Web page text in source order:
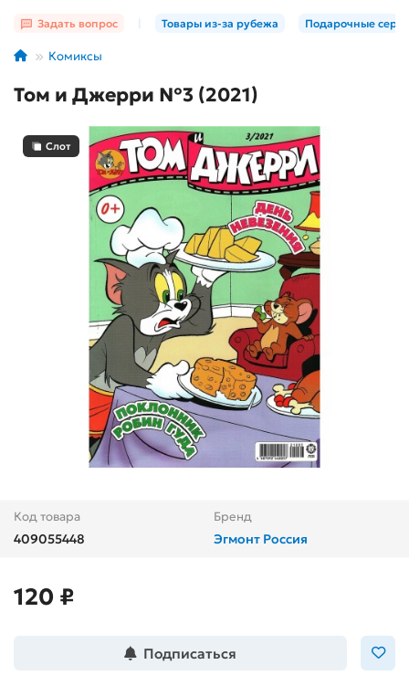
Задать вопрос Товары из-за рубежа Подарочные
Комиксы
Том и Джерри №3 (2021)
Слот
Код товара
409055448
Бренд
Эгмонт Россия
120 ₽
Подписаться